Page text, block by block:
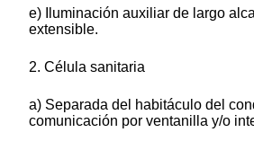
e) Iluminación auxiliar de largo
extensible.
2. Célula sanitaria
a) Separada del habitáculo del
comunicación por ventanilla y/o